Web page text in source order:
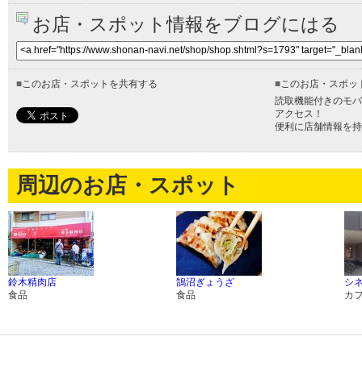
お店・スポット情報をブログにはる
■ このお店・スポットを共有する ■ このお店・スポ
読取機能付きのモ
アクセス！
便利に店舗情報を
周辺のお店・スポット
鈴木精肉店
食品
鵠沼ぎょうざ
食品
シ
カ